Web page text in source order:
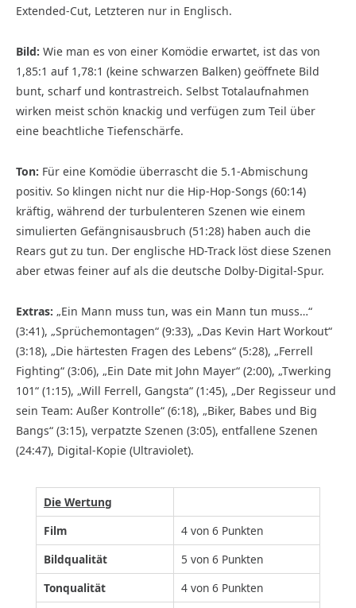
Extended-Cut, Letzteren nur in Englisch.
Bild: Wie man es von einer Komödie erwartet, ist das von
1,85:1 auf 1,78:1 (keine schwarzen Balken) geöffnete Bild
bunt, scharf und kontrastreich. Selbst Totalaufnahmen
wirken meist schön knackig und verfügen zum Teil über
eine beachtliche Tiefenschärfe.
Ton: Für eine Komödie überrascht die 5.1-Abmischung
positiv. So klingen nicht nur die Hip-Hop-Songs (60:14)
kräftig, während der turbulenteren Szenen wie einem
simulierten Gefängnisausbruch (51:28) haben auch die
Rears gut zu tun. Der eng­lische HD-Track löst diese Szenen
aber etwas feiner auf als die deutsche Dolby-Digital-Spur.
Extras: „Ein Mann muss tun, was ein Mann tun muss…“
(3:41), „Sprüchemontagen“ (9:33), „Das Kevin Hart Workout“
(3:18), „Die härtesten Fragen des Lebens“ (5:28), „Ferrell
Fighting“ (3:06), „Ein Date mit John Mayer“ (2:00), „Twerking
101“ (1:15), „Will Ferrell, Gangsta“ (1:45), „Der Regisseur und
sein Team: Außer Kontrolle“ (6:18), „Biker, Babes und Big
Bangs“ (3:15), verpatzte Szenen (3:05), entfallene Szenen
(24:47), Digital-Kopie (Ultraviolet).
Die Wertung
Film
4 von 6 Punkten
Bildqualität
5 von 6 Punkten
Tonqualität
4 von 6 Punkten